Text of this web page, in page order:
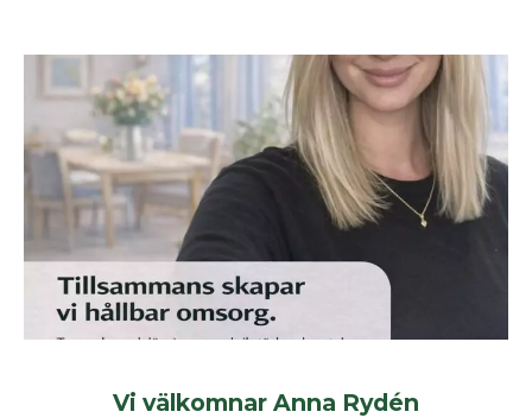
Vi välkomnar Anna Rydén